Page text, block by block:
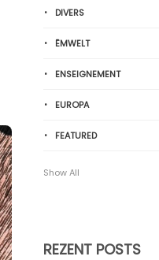
DIVERS
ËMWELT
ENSEIGNEMENT
EUROPA
FEATURED
Show All
REZENT POSTS